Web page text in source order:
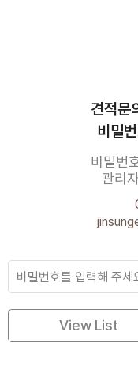
견적문
비밀
비밀번
관리
View List